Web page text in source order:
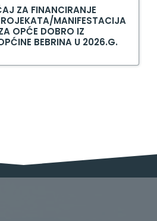
ZA FINANCIRANJE
MANIFESTACIJA
OPĆE DOBRO IZ
BEBRINA U 2026.G.